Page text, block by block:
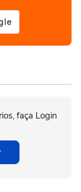
faça Login